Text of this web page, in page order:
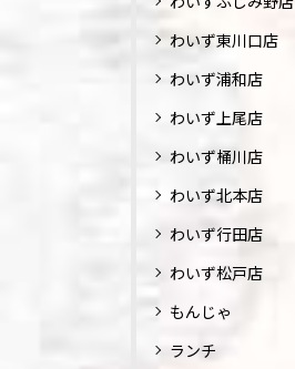
わいず東川口店
わいず浦和店
わいず上尾店
わいず桶川店
わいず北本店
わいず行田店
わいず松戸店
もんじゃ
ランチ